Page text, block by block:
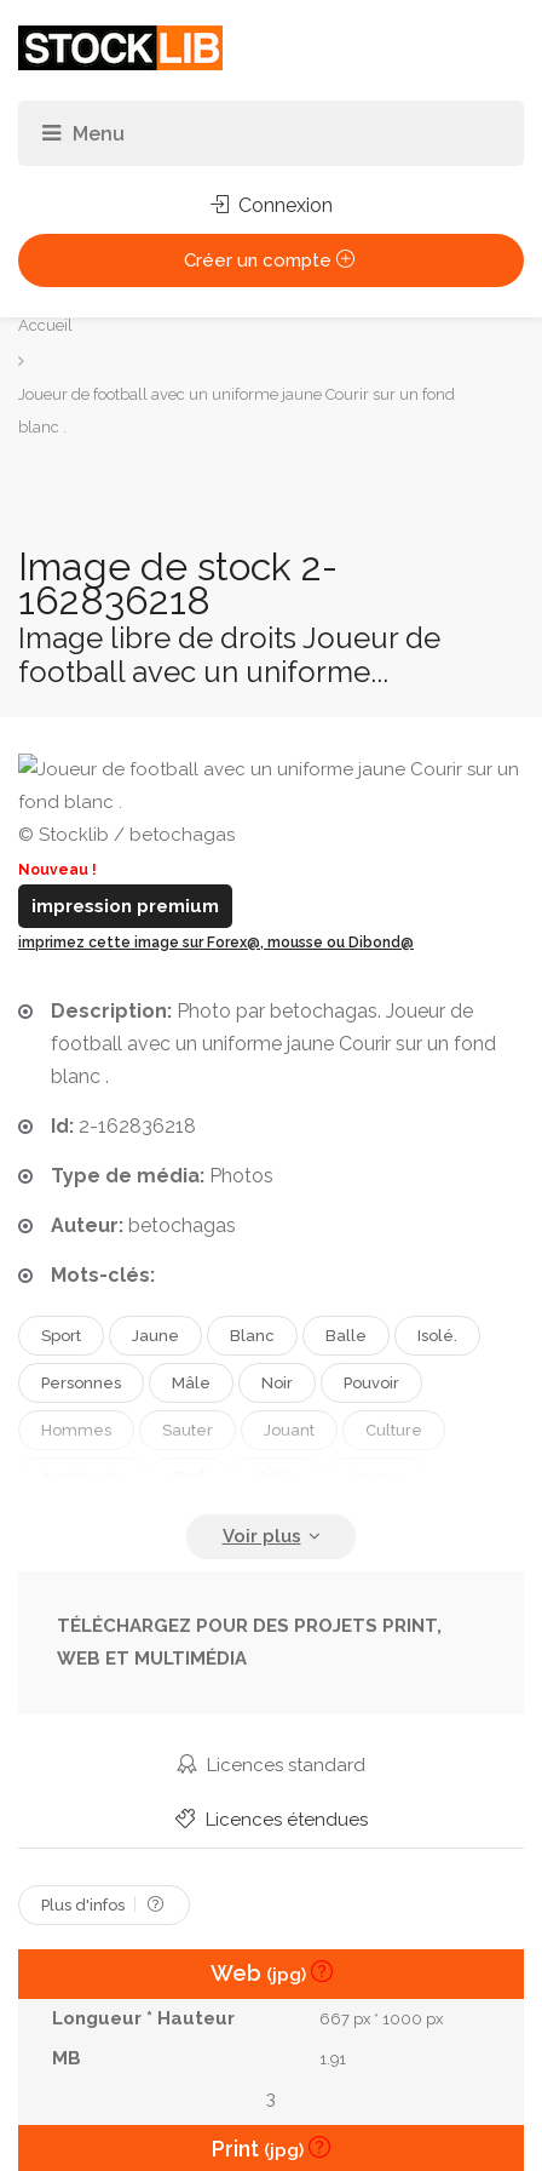
Connexion
Créer un compte
Vous
êtes
ici :
Accueil
Joueur de football avec un uniforme jaune Courir sur un fond
blanc .
Image de stock 2-
162836218
Image libre de droits Joueur de
football avec un uniforme...
© Stocklib / betochagas
Nouveau !
impression premium
imprimez cette image sur Forex@, mousse ou Dibond@
Description: Photo par betochagas. Joueur de
football avec un uniforme jaune Courir sur un fond
blanc .
Id: 2-162836218
Type de média: Photos
Auteur: betochagas
Mots-clés:
Sport Jaune Blanc Balle Isolé.
Personnes Mâle Noir Pouvoir
Hommes Sauter Jouant Culture
Football
Tacle Atterrissage Sport D'équipe
Corps Musclé Sport De Compétition
Équipe Sportive
TÉLÉCHARGEZ POUR DES PROJETS PRINT,
WEB ET MULTIMÉDIA
Licences standard
Licences étendues
Plus d'infos
Web (jpg)
667 px * 1000 px
1.91
3
Print (jpg)